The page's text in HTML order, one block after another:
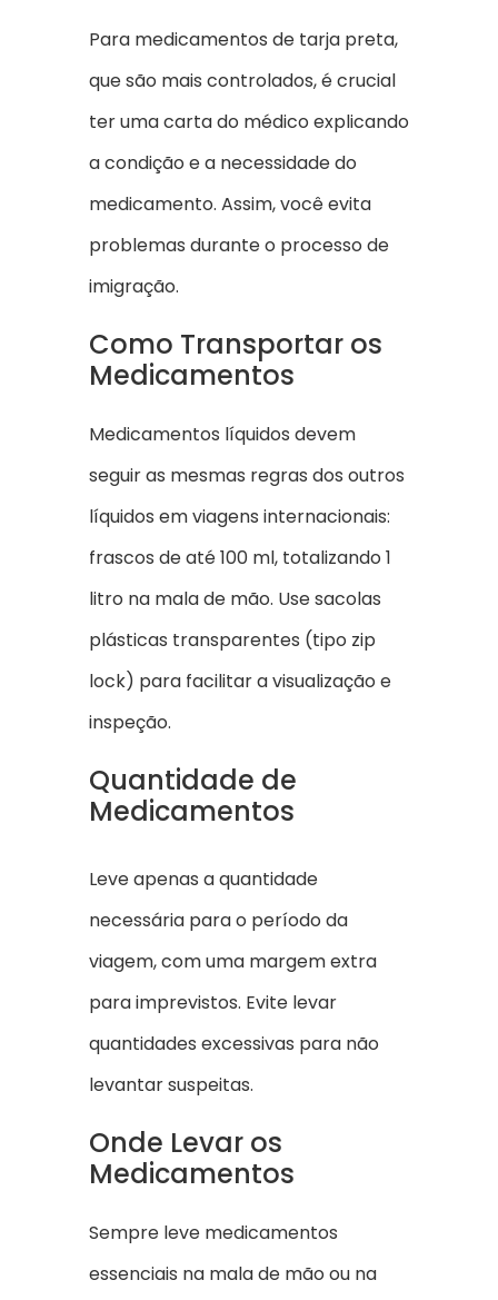
Para medicamentos de tarja preta,
que são mais controlados, é crucial
ter uma carta do médico explicando
a condição e a necessidade do
medicamento. Assim, você evita
problemas durante o processo de
imigração.
Como Transportar os
Medicamentos
Medicamentos líquidos devem
seguir as mesmas regras dos outros
líquidos em viagens internacionais:
frascos de até 100 ml, totalizando 1
litro na mala de mão. Use sacolas
plásticas transparentes (tipo zip
lock) para facilitar a visualização e
inspeção.
Quantidade de
Medicamentos
Leve apenas a quantidade
necessária para o período da
viagem, com uma margem extra
para imprevistos. Evite levar
quantidades excessivas para não
levantar suspeitas.
Onde Levar os
Medicamentos
Sempre leve medicamentos
essenciais na mala de mão ou na